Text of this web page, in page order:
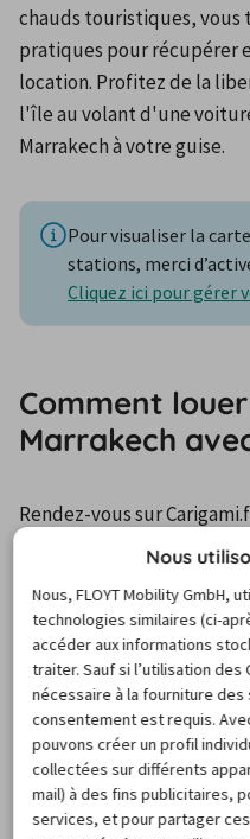
chauds touristiques, vous
pratiques pour récupérer
location. Profitez de la
l'île au volant d'une
Marrakech à votre guise.
Pour visualiser la
stations, merci
Cliquez ici pour gérer
Comment
Marrakech
Rendez-vous sur
parmi une large sélection
web.
Commence par saisir tes
notre masque de
séjour et le lieu où tu
louée, par exemple en
Les résultats indiquent,
disponible, tous les
Nous
Nous, FLOYT Mobility GmbH,
technologies similaires (ci-
accéder aux informations
traiter. Sauf si l’utilisation
nécessaire à la fourniture
consentement est requis.
pouvons créer un profil
collectées sur différents
mail) à des fins publicitaires,
services, et pour partager